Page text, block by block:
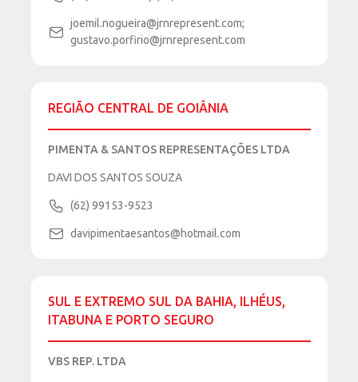
joemil.nogueira@jrnrepresent.com;
gustavo.porfirio@jrnrepresent.com
REGIÃO CENTRAL DE GOIÂNIA
PIMENTA & SANTOS REPRESENTAÇÕES LTDA
DAVI DOS SANTOS SOUZA
(62) 99153-9523
davipimentaesantos@hotmail.com
SUL E EXTREMO SUL DA BAHIA, ILHÉUS,
ITABUNA E PORTO SEGURO
VBS REP. LTDA